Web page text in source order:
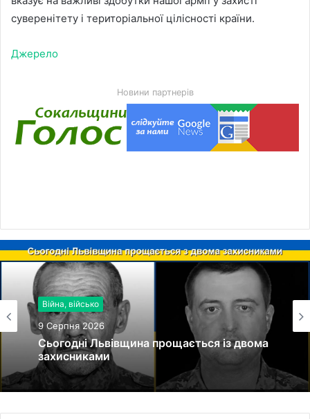
суверенітету і територіальної цілісності країни.
Джерело
Новини партнерів
Війна, військо
9 Серпня 2026
Сьогодні Львівщина прощається із двома
захисниками